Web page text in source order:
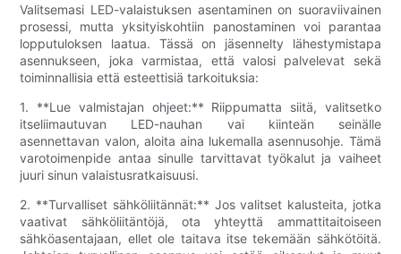
Valitsemasi LED-valaistuksen asentaminen on suoraviivainen
prosessi, mutta yksityiskohtiin panostaminen voi parantaa
lopputuloksen laatua. Tässä on jäsennelty lähestymistapa
asennukseen, joka varmistaa, että valosi palvelevat sekä
toiminnallisia että esteettisiä tarkoituksia:
1. **Lue valmistajan ohjeet:** Riippumatta siitä, valitsetko
itseliimautuvan LED-nauhan vai kiinteän seinälle
asennettavan valon, aloita aina lukemalla asennusohje. Tämä
varotoimenpide antaa sinulle tarvittavat työkalut ja vaiheet
juuri sinun valaistusratkaisuusi.
2. **Turvalliset sähköliitännät:** Jos valitset kalusteita, jotka
vaativat sähköliitäntöjä, ota yhteyttä ammattitaitoiseen
sähköasentajaan, ellet ole taitava itse tekemään sähkötöitä.